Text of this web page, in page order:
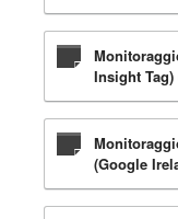
Insight
(Google